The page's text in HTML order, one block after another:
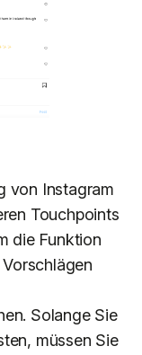
von Instagram
Touchpoints
die Funktion
Solange Sie
müssen Sie